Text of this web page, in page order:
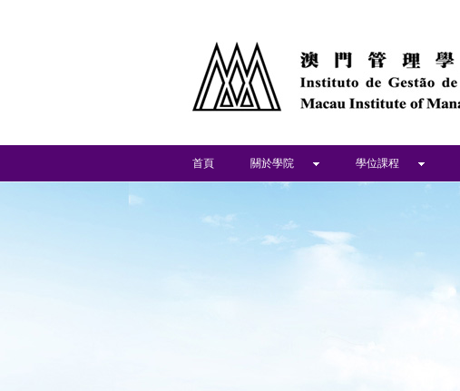
首頁 關於學院 學位課程